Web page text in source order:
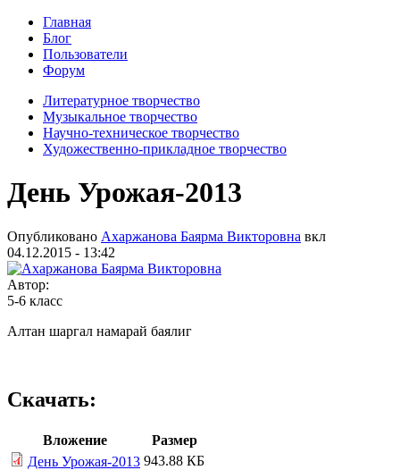
Главная
Блог
Пользователи
Форум
Литературное творчество
Музыкальное творчество
Научно-техническое творчество
Художественно-прикладное творчество
День Урожая-2013
Опубликовано Ахаржанова Баярма Викторовна вкл
04.12.2015 - 13:42
Автор:
5-6 класс
Алтан шаргал намарай баялиг
Скачать:
Вложение
Размер
День Урожая-2013 943.88 КБ